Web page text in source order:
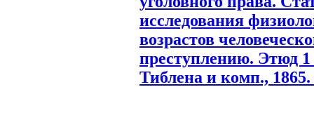
исследования
возрастов
преступлению. Этюд
Тиблена и комп., 1865.